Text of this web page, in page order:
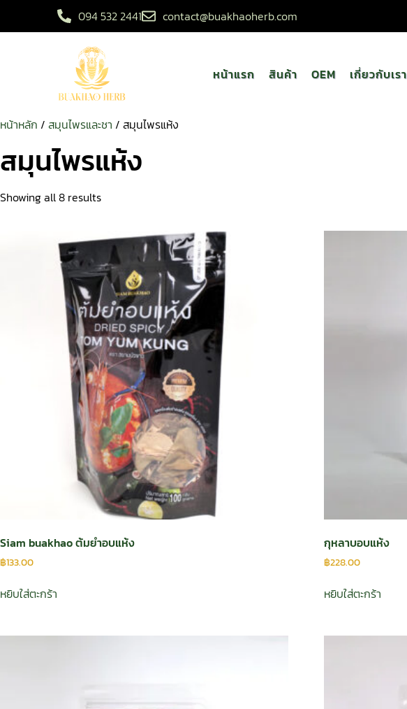
094 532 2441 contact@buakhaoherb.com
หน้าแรก สินค้า OEM เกี่ยวกับเรา
หน้าหลัก / สมุนไพรและชา / สมุนไพรแห้ง
สมุนไพรแห้ง
Showing all 8 results
Siam buakhao ต้มยำอบแห้ง
฿133.00
หยิบใส่ตะกร้า
กุหลาบอบแห้ง
฿228.00
หยิบใส่ตะกร้า